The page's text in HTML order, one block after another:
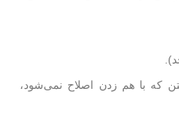
که با هم زدن اصلاح نمی‌شود،